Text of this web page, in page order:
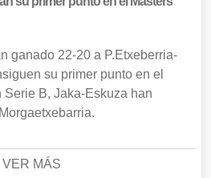
ganado 22-20 a P.Etxeberria-
su primer punto en el
Serie B, Jaka-Eskuza han
VER MÁS